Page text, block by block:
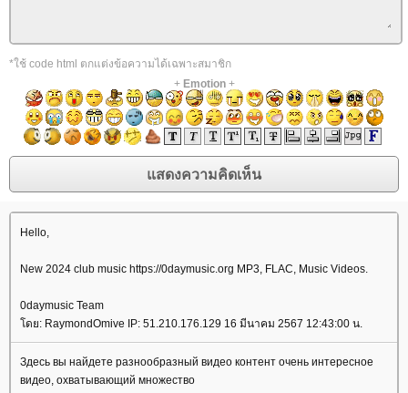
*ใช้ code html ตกแต่งข้อความได้เฉพาะสมาชิก
+ Emotion+
Hello,
New 2024 club music https://0daymusic.org MP3, FLAC, Music Videos.
0daymusic Team
ดย: RaymondOmive IP: 51.210.176.129 16 มีนาคม 2567 12:43:00 น.
Здесь вы найдете разнообразный видео контент очень интересное
видео, охватывающий множество